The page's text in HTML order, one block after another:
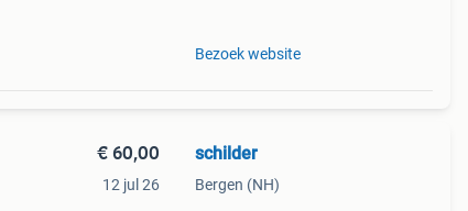
Bezoek website
€ 60,00
12 jul 26
schilder
Bergen (NH)